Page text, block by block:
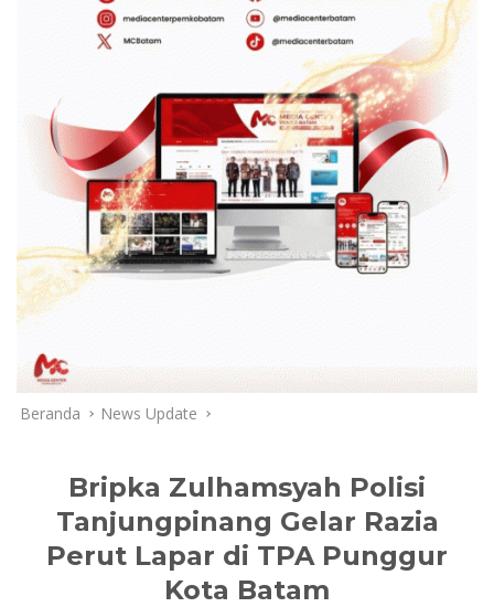
Beranda News Update
Bripka Zulhamsyah Polisi
Tanjungpinang Gelar Razia
Perut Lapar di TPA Punggur
Kota Batam